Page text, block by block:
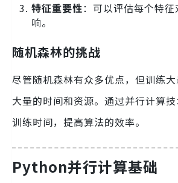
特征重要性：可以评估每个特
响。
随机森林的挑战
尽管随机森林有众多优点，但训练
大量的时间和资源。通过并行计算
训练时间，提高算法的效率。
Python并行计算基础